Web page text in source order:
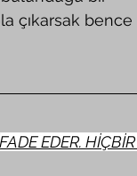
çıkarsak bence
EDER. HİÇBİR